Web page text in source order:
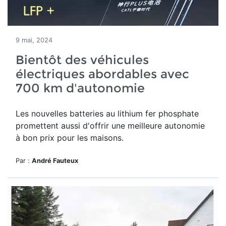
9 mai, 2024
Bientôt des véhicules
électriques abordables avec
700 km d'autonomie
Les nouvelles batteries au lithium fer phosphate
promettent aussi d'offrir une meilleure autonomie
à bon prix pour les maisons.
Par : André Fauteux